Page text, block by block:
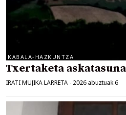
KABALA-HAZKUNTZA
Txertaketa
IRATI MUJIKA LARRETA - 2026 abuztuak 6